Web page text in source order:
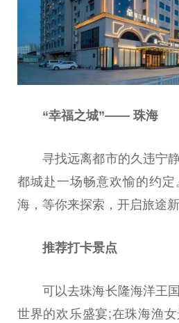
“幸福之城”—— 珠海
寻找远离都市的久违宁
都城赴一场畅意欢愉的约
海，等你来探索，开启旅途新
推荐打卡景点
可以去珠海长隆海洋王
世界的欢乐盛宴;在珠海渔